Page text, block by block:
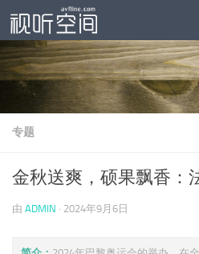
跳至内容
专题
金秋送爽，硕果飘香：
由 ADMIN · 2024年9月6日